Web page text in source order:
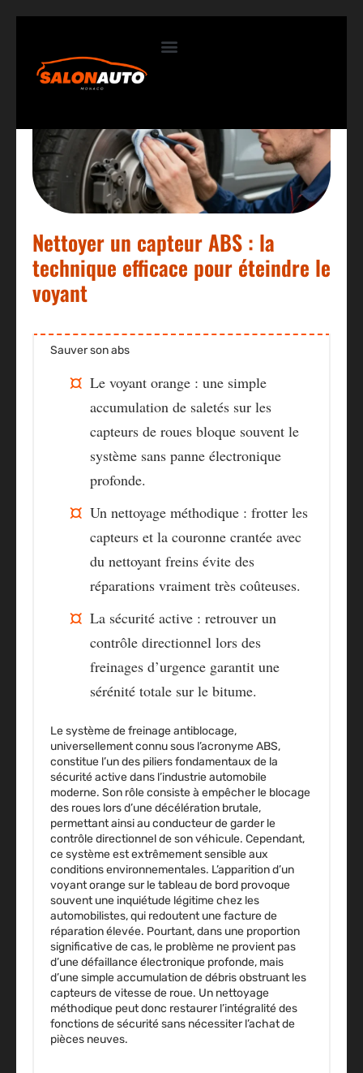
Nettoyer un capteur ABS : la
technique efficace pour éteindre le
voyant
Sauver son abs
Le voyant orange : une simple
accumulation de saletés sur les
capteurs de roues bloque souvent le
système sans panne électronique
profonde.
Un nettoyage méthodique : frotter les
capteurs et la couronne crantée avec
du nettoyant freins évite des
réparations vraiment très coûteuses.
La sécurité active : retrouver un
contrôle directionnel lors des
freinages d’urgence garantit une
sérénité totale sur le bitume.
Le système de freinage antiblocage,
universellement connu sous l’acronyme ABS,
constitue l’un des piliers fondamentaux de la
sécurité active dans l’industrie automobile
moderne. Son rôle consiste à empêcher le blocage
des roues lors d’une décélération brutale,
permettant ainsi au conducteur de garder le
contrôle directionnel de son véhicule. Cependant,
ce système est extrêmement sensible aux
conditions environnementales. L’apparition d’un
voyant orange sur le tableau de bord provoque
souvent une inquiétude légitime chez les
automobilistes, qui redoutent une facture de
réparation élevée. Pourtant, dans une proportion
significative de cas, le problème ne provient pas
d’une défaillance électronique profonde, mais
d’une simple accumulation de débris obstruant les
capteurs de vitesse de roue. Un nettoyage
méthodique peut donc restaurer l’intégralité des
fonctions de sécurité sans nécessiter l’achat de
pièces neuves.